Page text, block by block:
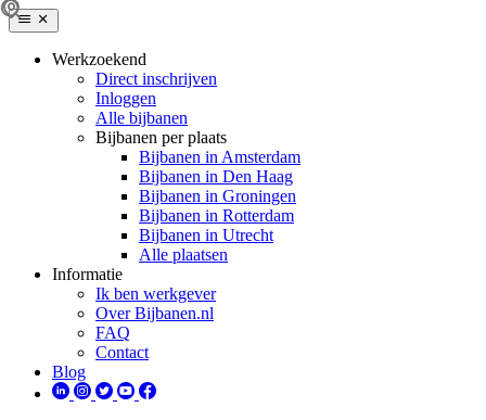
Werkzoekend
Direct inschrijven
Inloggen
Alle bijbanen
Bijbanen per plaats
Bijbanen in Amsterdam
Bijbanen in Den Haag
Bijbanen in Groningen
Bijbanen in Rotterdam
Bijbanen in Utrecht
Alle plaatsen
Informatie
Ik ben werkgever
Over Bijbanen.nl
FAQ
Contact
Blog